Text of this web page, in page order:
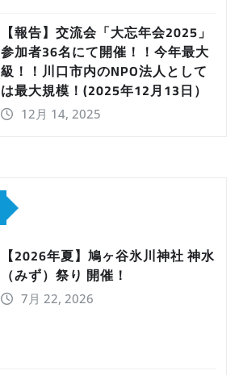
【報告】交流会「大忘年会2025」
参加者36名にて開催！！今年最大
級！！川口市内のNPO法人として
は最大規模！(2025年12月13日）
12月 14, 2025
【2026年夏】鳩ヶ谷氷川神社 神水
（みず）祭り 開催！
7月 22, 2026